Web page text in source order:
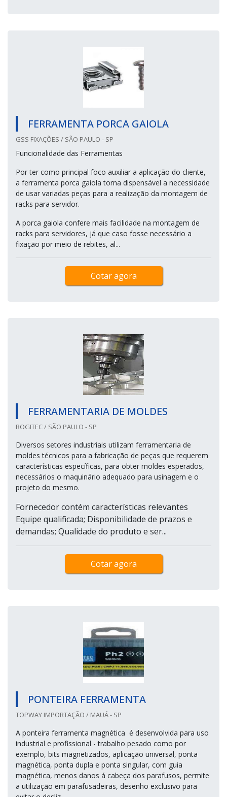
FERRAMENTA PORCA GAIOLA
GSS FIXAÇÕES / SÃO PAULO - SP
Funcionalidade das Ferramentas
Por ter como principal foco auxiliar a aplicação do cliente,
a ferramenta porca gaiola torna dispensável a necessidade
de usar variadas peças para a realização da montagem de
racks para servidor.
A porca gaiola confere mais facilidade na montagem de
racks para servidores, já que caso fosse necessário a
fixação por meio de rebites, al...
Cotar agora
FERRAMENTARIA DE MOLDES
ROGITEC / SÃO PAULO - SP
Diversos setores industriais utilizam ferramentaria de
moldes técnicos para a fabricação de peças que requerem
características específicas, para obter moldes esperados,
necessários o maquinário adequado para usinagem e o
projeto do mesmo.
Fornecedor contém características relevantes
Equipe qualificada; Disponibilidade de prazos e
demandas; Qualidade do produto e ser...
Cotar agora
PONTEIRA FERRAMENTA
TOPWAY IMPORTAÇÃO / MAUÁ - SP
A ponteira ferramenta magnética é desenvolvida para uso
industrial e profissional - trabalho pesado como por
exemplo, bits magnetizados, aplicação universal, ponta
magnética, ponta dupla e ponta singular, com guia
magnética, menos danos á cabeça dos parafusos, permite
a utilização em parafusadeiras, desenho exclusivo para